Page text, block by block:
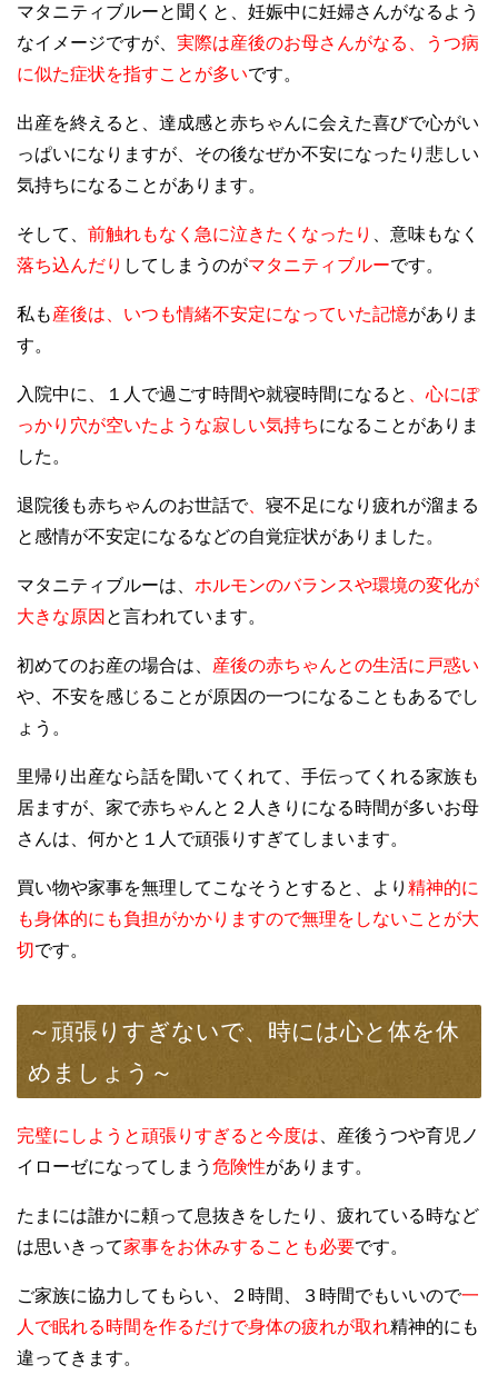
マタニティブルーと聞くと、妊娠中に妊婦さんがなるよう
なイメージですが、 実際は産後のお母さんがなる、うつ病
に似た症状を指すことが多いです。
出産を終えると、達成感と赤ちゃんに会えた喜びで心がい
っぱいになりますが、その後なぜか不安になったり悲しい
気持ちになることがあります。
そして、 前触れもなく急に泣きたくなったり
、意味もなく
落ち込んだり してしまうのがマタニティブルーです。
私も産後は、いつも情緒不安定になっていた記憶がありま
す。
入院中に、１人で過ごす時間や就寝時間になると
、心にぽ
っかり穴が空いたような寂しい気持ちになることがありま
した。
退院後も赤ちゃんのお世話で、 寝不足になり疲れが溜まる
と感情が不安定になるなどの自覚症状がありました。
マタニティブルーは、 ホルモンのバランスや環境の変化が
大きな原因 と言われています。
初めてのお産の場合は、 産後の赤ちゃんとの生活に戸惑い
や、不安を感じることが原因の一つになることもあるでし
ょう。
里帰り出産なら話を聞いてくれて、手伝ってくれる家族も
居ますが、家で赤ちゃんと２人きりになる時間が多いお母
さんは、何かと１人で頑張りすぎてしまいます。
買い物や家事を無理してこなそうとすると、より 精神的に
も身体的にも負担がかかりますので無理をしないことが大
切です。
～頑張りすぎないで、時には心と体を休
めましょう～
完璧にしようと頑張りすぎると今度は 、産後うつや育児ノ
イローゼになってしまう 危険性があります。
たまには誰かに頼って息抜きをしたり、疲れている時など
は思いきって家事をお休みすることも必要です。
ご家族に協力してもらい、２時間、３時間でもいいので一
人で眠れる時間を作るだけで身体の疲れが取れ精神的にも
違ってきます。